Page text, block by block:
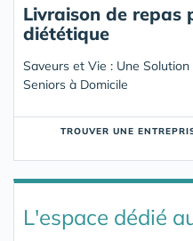
Livraison de repas
diététique
Saveurs et Vie : Une
Seniors à Domicile
TROUVER UNE
L'espace dédié